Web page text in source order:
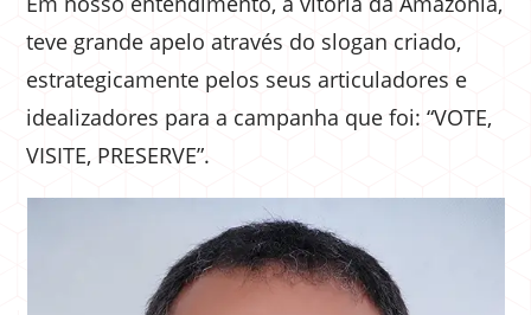
teve grande apelo através do slogan criado,
estrategicamente pelos seus articuladores e
idealizadores para a campanha que foi: “VOTE,
VISITE, PRESERVE”.